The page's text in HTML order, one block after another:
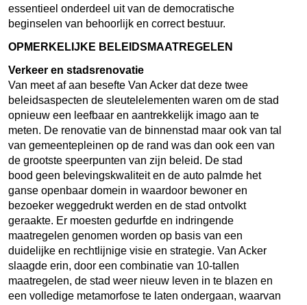
essentieel onderdeel uit van de democratische
beginselen van behoorlijk en correct bestuur.
OPMERKELIJKE BELEIDSMAATREGELEN
Verkeer en stadsrenovatie
Van meet af aan besefte Van Acker dat deze twee
beleidsaspecten de sleutelelementen waren om de stad
opnieuw een leefbaar en aantrekkelijk imago aan te
meten. De renovatie van de binnenstad maar ook van tal
van gemeentepleinen op de rand was dan ook een van
de grootste speerpunten van zijn beleid. De stad
bood geen belevingskwaliteit en de auto palmde het
ganse openbaar domein in waardoor bewoner en
bezoeker weggedrukt werden en de stad ontvolkt
geraakte. Er moesten gedurfde en indringende
maatregelen genomen worden op basis van een
duidelijke en rechtlijnige visie en strategie. Van Acker
slaagde erin, door een combinatie van 10-tallen
maatregelen, de stad weer nieuw leven in te blazen en
een volledige metamorfose te laten ondergaan, waarvan